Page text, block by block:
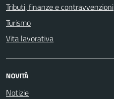
Tributi, finanze e contravvenzioni
Turismo
Vita lavorativa
NOVITÀ
Notizie